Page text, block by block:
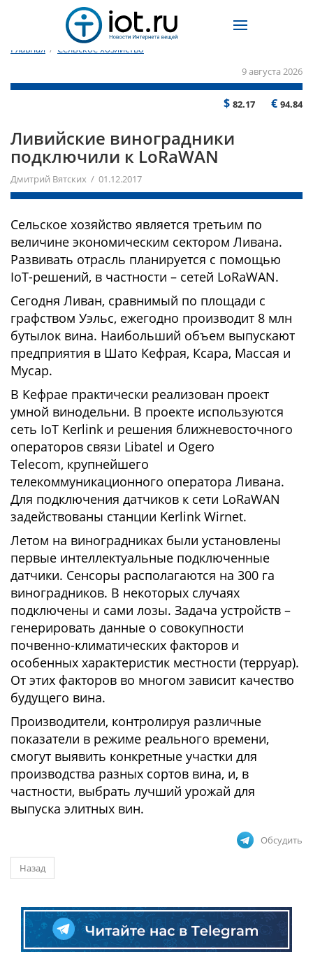
Главная / Сельское хозяйство
9 августа 2026
$ 82.17 € 94.84
Ливийские виноградники
подключили к LoRaWAN
Дмитрий Вятских / 01.12.2017
Сельское хозяйство является третьим по
величине экономическим сектором Ливана.
Развивать отрасль планируется с помощью
IoT-решений, в частности – сетей LoRaWAN.
Сегодня Ливан, сравнимый по площади с
графством Уэльс, ежегодно производит 8 млн
бутылок вина. Наибольший объем выпускают
предприятия в Шато Кефрая, Ксара, Массая и
Мусар.
В Кефрае практически реализован проект
умной винодельни. В проекте используются
сеть IoT Kerlink и решения ближневосточного
операторов связи Libatel и Ogero
Telecom, крупнейшего
телекоммуникационного оператора Ливана.
Для подключения датчиков к сети LoRaWAN
задействованы станции Kerlink Wirnet.
Летом на виноградниках были установлены
первые интеллектуальные подключенные
датчики. Сенсоры располагаются на 300 га
виноградников. В некоторых случаях
подключены и сами лозы. Задача устройств –
генерировать данные о совокупности
почвенно-климатических факторов и
особенных характеристик местности (терруар).
От этих факторов во многом зависит качество
будущего вина.
Производители, контролируя различные
показатели в режиме реального времени,
смогут выявить конкретные участки для
производства разных сортов вина, и, в
частности, выбрать лучший урожай для
выпуска элитных вин.
Обсудить
Назад